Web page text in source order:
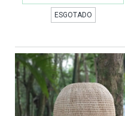
ESGOTADO